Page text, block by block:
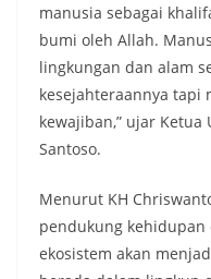
manusia sebagai
bumi oleh Allah.
lingkungan dan alam
kesejahteraannya tapi
kewajiban,” ujar Ketua
Santoso.
Menurut KH
pendukung kehidupan
ekosistem akan